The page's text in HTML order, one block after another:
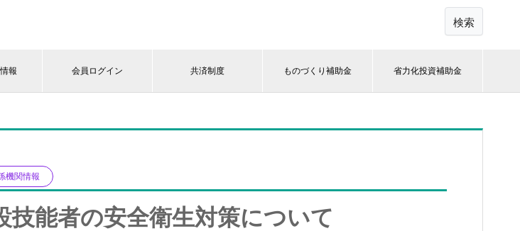
検索
報 会員ログイン 共済制度 ものづくり補助金 省力化投資補助金
機関情報
技能者の安全衛生対策について